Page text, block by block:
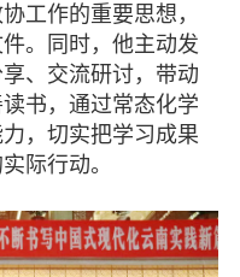
工作的重要思想，
。同时，他主动发
、交流研讨，带动
书，通过常态化学
，切实把学习成果
际行动。